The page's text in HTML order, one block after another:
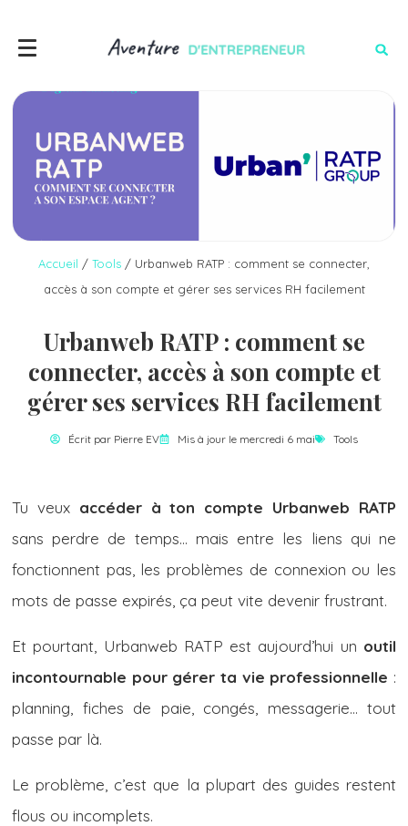
Accueil / Tools / Urbanweb RATP : comment se connecter,
accès à son compte et gérer ses services RH facilement
Urbanweb RATP : comment se
connecter, accès à son compte et
gérer ses services RH facilement
Écrit par Pierre EV Mis à jour le mercredi 6 mai Tools
Tu veux accéder à ton compte Urbanweb RATP
sans perdre de temps… mais entre les liens qui ne
fonctionnent pas, les problèmes de connexion ou les
mots de passe expirés, ça peut vite devenir frustrant.
Et pourtant, Urbanweb RATP est aujourd’hui un outil
incontournable pour gérer ta vie professionnelle :
planning, fiches de paie, congés, messagerie… tout
passe par là.
Le problème, c’est que la plupart des guides restent
flous ou incomplets.